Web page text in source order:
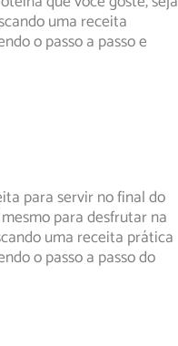
uma receita
o passo a passo e
para servir no final do
para desfrutar na
uma receita prática
o passo a passo do